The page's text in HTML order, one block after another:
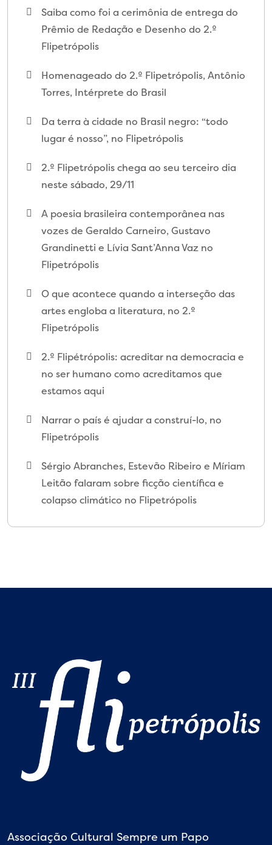
Saiba como foi a cerimônia de entrega do
Prêmio de Redação e Desenho do 2.º
Flipetrópolis
Homenageado do 2.º Flipetrópolis, Antônio
Torres, Intérprete do Brasil
Da terra à cidade no Brasil negro: “todo
lugar é nosso”, no Flipetrópolis
2.º Flipetrópolis chega ao seu terceiro dia
neste sábado, 29/11
A poesia brasileira contemporânea nas
vozes de Geraldo Carneiro, Gustavo
Grandinetti e Lívia Sant’Anna Vaz no
Flipetrópolis
O que acontece quando a interseção das
artes engloba a literatura, no 2.º
Flipetrópolis
2.º Flipétrópolis: acreditar na democracia e
no ser humano como acreditamos que
estamos aqui
Narrar o país é ajudar a construí-lo, no
Flipetrópolis
Sérgio Abranches, Estevão Ribeiro e Míriam
Leitão falaram sobre ficção científica e
colapso climático no Flipetrópolis
Associação Cultural Sempre um Papo